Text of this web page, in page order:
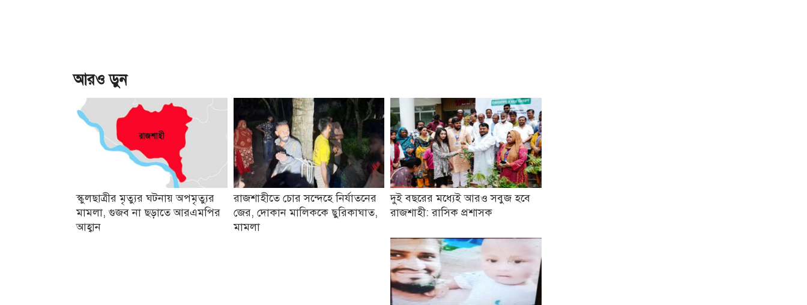
আরও ড়ুন
স্কুলছাত্রীর মৃত্যুর ঘটনায় অপমৃত্যুর
মামলা, গুজব না ছড়াতে আরএমপির
আহ্বান
রাজশাহীতে চোর সন্দেহে নির্যাতনের
জের, দোকান মালিককে ছুরিকাঘাত,
মামলা
দুই বছরের মধ্যেই আরও সবুজ হবে
রাজশাহী: রাসিক প্রশাসক